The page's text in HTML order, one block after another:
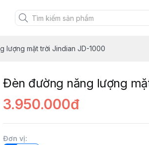
lượng mặt trời Jindian JD-1000
Đèn đường năng lượng
3.950.000đ
Đơn vị: